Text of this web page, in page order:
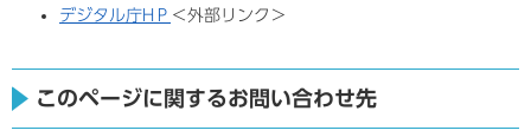
デジタル庁HＰ ＜外部リンク＞
このページに関するお問い合わせ先